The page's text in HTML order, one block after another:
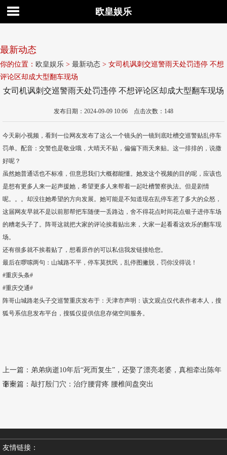
欧皇娱乐
最新动态
你的位置： 欧皇娱乐 > 最新动态 > 女司机讽刺交巡警雨天处罚违停 不想
评论区却成大型翻车现场
女司机讽刺交巡警雨天处罚违停 不想评论区却成大型翻车现场
发布日期：2024-09-09 10:06 点击次数：148
今天刷小视频，看到一位网友发布了这么一个镜头的一镜到底吐槽交巡警贴乱停车
罚单。配音：交警也是敬业哦，大晴天不贴，偏偏下雨天来贴。这一排排的，说撒
好呢？
虽然她普通话也不标准，但意思我们大概都能懂。她发这个视频的目的呢，应该也
是想有更多人来一起声援她，希望更多人来帮着一起吐槽警察执法。但是剧情
呢。。。却没往她希望的方向发展。她可能是不知道现在乱停车惹了多大的众怒，
这届网友早就不是以前那帮把车随便一丢路边，舍不得花点时间花点银子进停车场
的糟老头子了。阵哥这就把大家的评论挨着贴出来，大家一起看看这欢乐的翻车现
场。
还有很多就不挨着贴了，想看原作的可以私信我发链接给您。
最后在啰嗦两句：山城路不平，停车莫扰民，乱停图撇脱，罚你没得说！
#重庆头条#
#重庆交通#
阵哥山城路老头子交巡警重庆发布于：天津市声明：该文观点仅代表作者本人，搜
狐号系信息发布平台，搜狐仅提供信息存储空间服务。
上一篇： 弟弟病逝10年后“死而复生”，还娶了漂亮老婆，真相牵出陈年
命案
下一篇： 敲打殷门穴：治疗腰背疼 腰椎间盘突出
友情链接：